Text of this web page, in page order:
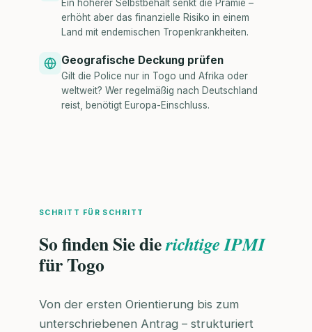
Ein höherer Selbstbehalt senkt die Prämie –
erhöht aber das finanzielle Risiko in einem
Land mit endemischen Tropenkrankheiten.
Geografische Deckung prüfen
Gilt die Police nur in Togo und Afrika oder
weltweit? Wer regelmäßig nach Deutschland
reist, benötigt Europa-Einschluss.
SCHRITT FÜR SCHRITT
So finden Sie dierichtige IPMI
für Togo
Von der ersten Orientierung bis zum
unterschriebenen Antrag – strukturiert